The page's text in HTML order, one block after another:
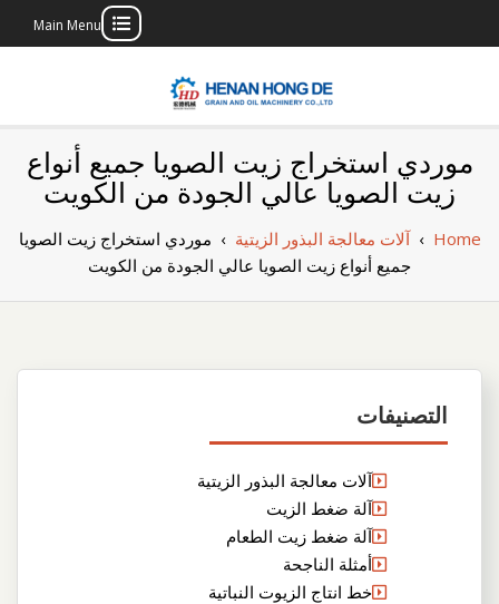
Main Menu
بناء مصنع إنتاج
الزيوت النباتية
الخاص بك
بناء مصنع إنتاج الزيوت النباتية الخاص بك
موردي استخراج زيت الصويا جميع أنواع
زيت الصويا عالي الجودة من الكويت
Home
›آلات معالجة البذور الزيتية › موردي استخراج زيت الصويا
جميع أنواع زيت الصويا عالي الجودة من الكويت
التصنيفات
آلات معالجة البذور الزيتية
آلة ضغط الزيت
آلة ضغط زيت الطعام
أمثلة الناجحة
خط انتاج الزيوت النباتية